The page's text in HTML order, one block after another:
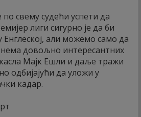
свему судећи успети да
лиги сигурно је да би
Енглеској, али можемо само да
довољно интересантних
Мајк Ешли и даље тражи
одбијајући да уложи у
кадар.